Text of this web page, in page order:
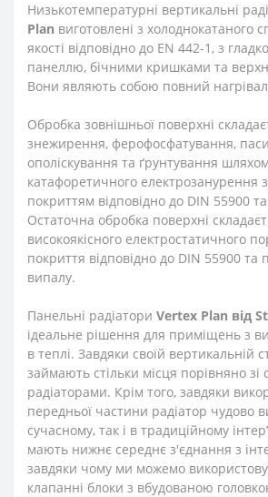
Низькотемпературні вертикальні
Plan виготовлені з холоднокатаного
якості відповідно до EN 442-1, з
панеллю, бічними кришками та
Вони являють собою повний
Обробка зовнішньої поверхні
знежирення, ферофосфатування,
ополіскування та ґрунтування шляхом
катафоретичного електрозанурення
покриттям відповідно до DIN 55900
Остаточна обробка поверхні
високоякісного електростатичного
покриття відповідно до DIN 55900 та
випалу.
Панельні радіатори Vertex Plan від
ідеальне рішення для приміщень з
в теплі. Завдяки своїй вертикальній
займають стільки місця порівняно
радіаторами. Крім того, завдяки
передньої частини радіатор чудово
сучасному, так і в традиційному
мають нижнє середнє з'єднання з
завдяки чому ми можемо
клапанні блоки з вбудованою